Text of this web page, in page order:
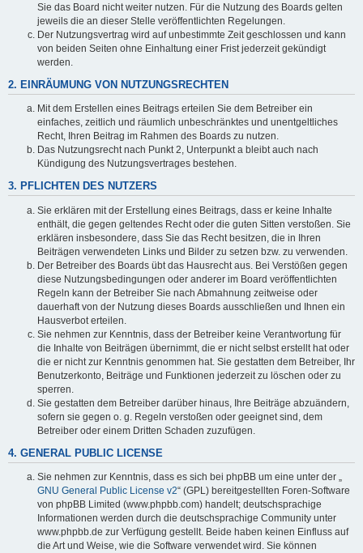
Sie das Board nicht weiter nutzen. Für die Nutzung des Boards gelten
jeweils die an dieser Stelle veröffentlichten Regelungen.
Der Nutzungsvertrag wird auf unbestimmte Zeit geschlossen und kann
von beiden Seiten ohne Einhaltung einer Frist jederzeit gekündigt
werden.
2. EINRÄUMUNG VON NUTZUNGSRECHTEN
Mit dem Erstellen eines Beitrags erteilen Sie dem Betreiber ein
einfaches, zeitlich und räumlich unbeschränktes und unentgeltliches
Recht, Ihren Beitrag im Rahmen des Boards zu nutzen.
Das Nutzungsrecht nach Punkt 2, Unterpunkt a bleibt auch nach
Kündigung des Nutzungsvertrages bestehen.
3. PFLICHTEN DES NUTZERS
Sie erklären mit der Erstellung eines Beitrags, dass er keine Inhalte
enthält, die gegen geltendes Recht oder die guten Sitten verstoßen. Sie
erklären insbesondere, dass Sie das Recht besitzen, die in Ihren
Beiträgen verwendeten Links und Bilder zu setzen bzw. zu verwenden.
Der Betreiber des Boards übt das Hausrecht aus. Bei Verstößen gegen
diese Nutzungsbedingungen oder anderer im Board veröffentlichten
Regeln kann der Betreiber Sie nach Abmahnung zeitweise oder
dauerhaft von der Nutzung dieses Boards ausschließen und Ihnen ein
Hausverbot erteilen.
Sie nehmen zur Kenntnis, dass der Betreiber keine Verantwortung für
die Inhalte von Beiträgen übernimmt, die er nicht selbst erstellt hat oder
die er nicht zur Kenntnis genommen hat. Sie gestatten dem Betreiber, Ihr
Benutzerkonto, Beiträge und Funktionen jederzeit zu löschen oder zu
sperren.
Sie gestatten dem Betreiber darüber hinaus, Ihre Beiträge abzuändern,
sofern sie gegen o. g. Regeln verstoßen oder geeignet sind, dem
Betreiber oder einem Dritten Schaden zuzufügen.
4. GENERAL PUBLIC LICENSE
Sie nehmen zur Kenntnis, dass es sich bei phpBB um eine unter der „
GNU General Public License v2“ (GPL) bereitgestellten Foren-Software
von phpBB Limited (www.phpbb.com) handelt; deutschsprachige
Informationen werden durch die deutschsprachige Community unter
www.phpbb.de zur Verfügung gestellt. Beide haben keinen Einfluss auf
die Art und Weise, wie die Software verwendet wird. Sie können